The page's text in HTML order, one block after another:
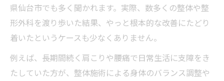
県仙台市でも多く聞かれます。実際、数多くの整体や整
形外科を渡り歩いた結果、やっと根本的な改善にたどり
着いたというケースも少なくありません。
例えば、長期間続く肩こりや腰痛で日常生活に支障をき
たしていた方が、整体施術による身体のバランス調整や